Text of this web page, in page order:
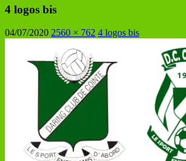
4 logos bis
04/07/2020 2560 × 762 4 logos bis